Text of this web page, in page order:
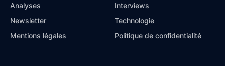
Analyses
Interviews
Newsletter
Technologie
Mentions légales
Politique de confidentialité